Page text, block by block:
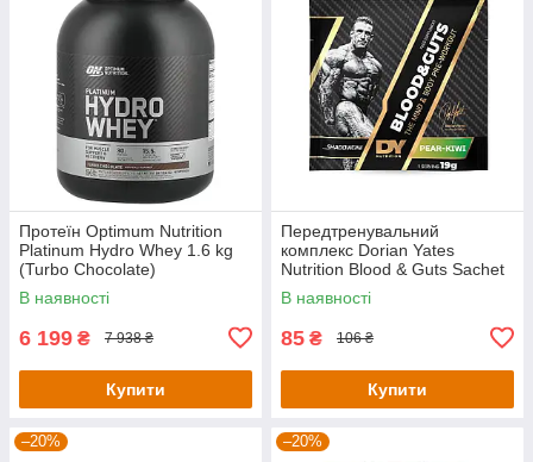
Протеїн Optimum Nutrition
Platinum Hydro Whey 1.6 kg
(Turbo Chocolate)
В наявності
6 199 ₴ 7 938 ₴
Купити
Передтренувальний
комплекс Dorian Yates
Nutrition Blood & Guts Sachet
— 19 g (Pear Kiwi)
В наявності
85 ₴ 106 ₴
Купити
–20% –20%